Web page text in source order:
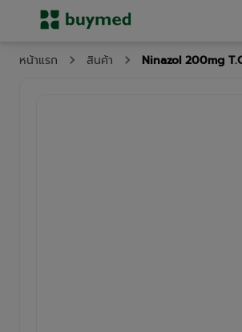
หน้าแรก สินค้า Ninazol 200mg